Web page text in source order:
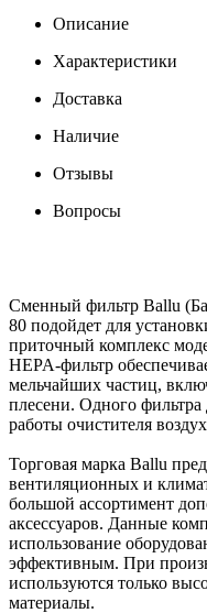
Описание
Характеристики
Доставка
Наличие
Отзывы
Вопросы
Сменный фильтр Ballu
80 подойдет для
приточный комплекс
HEPA-фильтр
мельчайших частиц,
плесени. Одного фильтра
работы очистителя
Торговая марка Ballu
вентиляционных и
большой ассортимент
аксессуаров. Данные
использование
эффективным. При
используются только
материалы.